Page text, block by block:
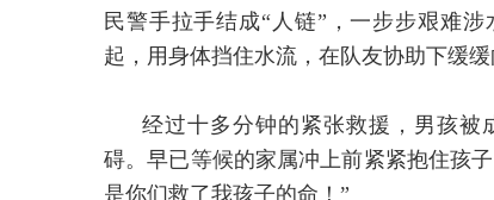
民警手拉手结成“人链”，一步步艰难
起，用身体挡住水流，在队友协助下缓缓
经过十多分钟的紧张救援，男孩被
碍。早已等候的家属冲上前紧紧抱住孩
是你们救了我孩子的命！”